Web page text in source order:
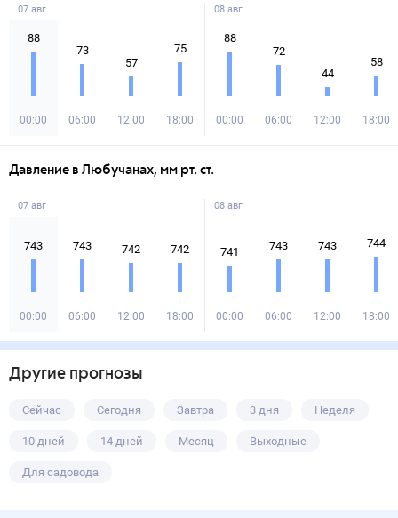
07 авг
88
00:00
73
06:00
57
12:00
75
18:00
08 авг
88
00:00
72
06:00
44
12:00
58
18:00
Давление в Любучанах, мм рт. ст.
07 авг
743
00:00
743
06:00
742
12:00
742
18:00
08 авг
741
00:00
743
06:00
743
12:00
744
18:00
Другие прогнозы
Сейчас Сегодня Завтра 3 дня Неделя
10 дней 14 дней Месяц Выходные
Для садовода